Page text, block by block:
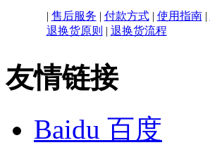
| 售后服务 | 付款方式| 使用指南|
退换货原则 | 退换货流程
友情链接
Baidu 百度